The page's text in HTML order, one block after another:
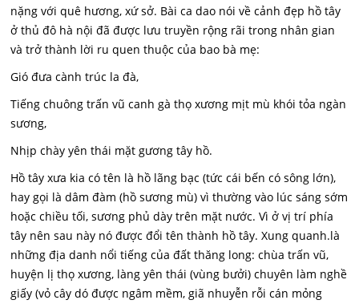
nặng với quê hương, xứ sở. Bài ca dao nói về cảnh đẹp hồ tây
ở thủ đô hà nội đã được lưu truyền rộng rãi trong nhân gian
và trở thành lời ru quen thuộc của bao bà mẹ:
Gió đưa cành trúc la đà,
Tiếng chuông trấn vũ canh gà thọ xương mịt mù khói tỏa ngàn
sương,
Nhịp chày yên thái mặt gương tây hồ.
Hồ tây xưa kia có tên là hồ lãng bạc (tức cái bến có sông lớn),
hay gọi là dâm đàm (hồ sương mù) vì thường vào lúc sáng sớm
hoặc chiều tối, sương phủ dày trên mặt nước. Vì ở vị trí phía
tây nên sau này nó được đổi tên thành hồ tây. Xung quanh.là
những địa danh nổi tiếng của đất thăng long: chùa trấn vũ,
huyện lị thọ xương, làng yên thái (vùng bưởi) chuyên làm nghề
giấy (vỏ cây dó được ngâm mềm, giã nhuyễn rỗi cán mỏng